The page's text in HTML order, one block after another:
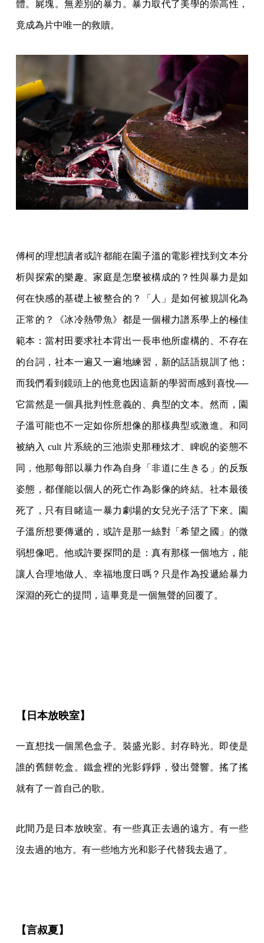
體。屍塊。無差別的暴力。暴力取代了美學的崇高性，
竟成為片中唯一的救贖。
傅柯的理想讀者或許都能在園子溫的電影裡找到文本分
析與探索的樂趣。家庭是怎麼被構成的？性與暴力是如
何在快感的基礎上被整合的？「人」是如何被規訓化為
正常的？《冰冷熱帶魚》都是一個權力譜系學上的極佳
範本：當村田要求社本背出一長串他所虛構的、不存在
的台詞，社本一遍又一遍地練習，新的話語規訓了他；
而我們看到鏡頭上的他竟也因這新的學習而感到喜悅──
它當然是一個具批判性意義的、典型的文本。然而，園
子溫可能也不一定如你所想像的那樣典型或激進。和同
被納入 cult 片系統的三池崇史那種炫才、睥睨的姿態不
同，他那每部以暴力作為自身「非道に生きる」的反叛
姿態，都僅能以個人的死亡作為影像的終結。社本最後
死了，只有目睹這一暴力劇場的女兒光子活了下來。園
子溫所想要傳遞的，或許是那一絲對「希望之國」的微
弱想像吧。他或許要探問的是：真有那樣一個地方，能
讓人合理地做人、幸福地度日嗎？只是作為投遞給暴力
深淵的死亡的提問，這畢竟是一個無聲的回覆了。
【日本放映室】
一直想找一個黑色盒子。裝盛光影。封存時光。即使是
誰的舊餅乾盒。鐵盒裡的光影錚錚，發出聲響。搖了搖
就有了一首自己的歌。
此間乃是日本放映室。有一些真正去過的遠方。有一些
沒去過的地方。有一些地方光和影子代替我去過了。
【言叔夏】